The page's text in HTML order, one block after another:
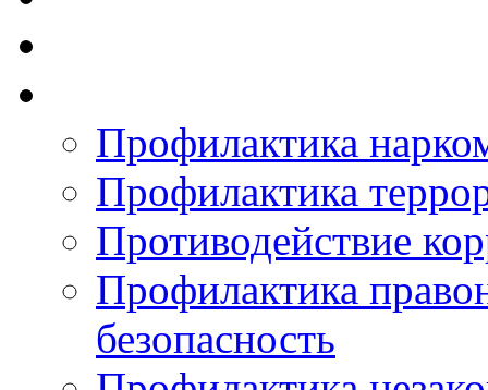
Профилактика
Профилактика
Противодействие
Профилактика
безопасность